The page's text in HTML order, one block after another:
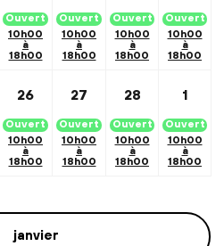
Ouvert
10h00
à
18h00
Ouvert
10h00
à
18h00
Ouvert
10h00
à
18h00
Ouvert
10h00
à
18h00
26
Ouvert
10h00
à
18h00
27
Ouvert
10h00
à
18h00
28
Ouvert
10h00
à
18h00
1
Ouvert
10h00
à
18h00
janvier